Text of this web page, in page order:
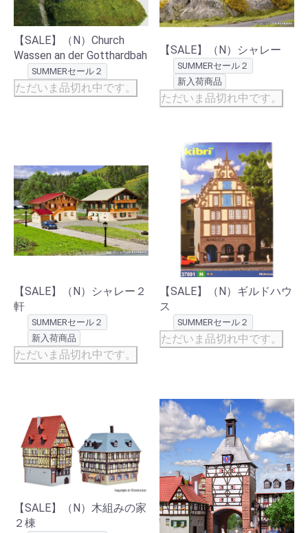
【SALE】（N）Church
Wassen an der Gotthardbah
SUMMERセール２
ただいま品切れ中です。
【SALE】（N）シャレー
SUMMERセール２
新入荷商品
ただいま品切れ中です。
【SALE】（N）シャレー２
軒
SUMMERセール２
新入荷商品
ただいま品切れ中です。
【SALE】（N）ギルドハウ
ス
SUMMERセール２
ただいま品切れ中です。
【SALE】（N）木組みの家
２棟